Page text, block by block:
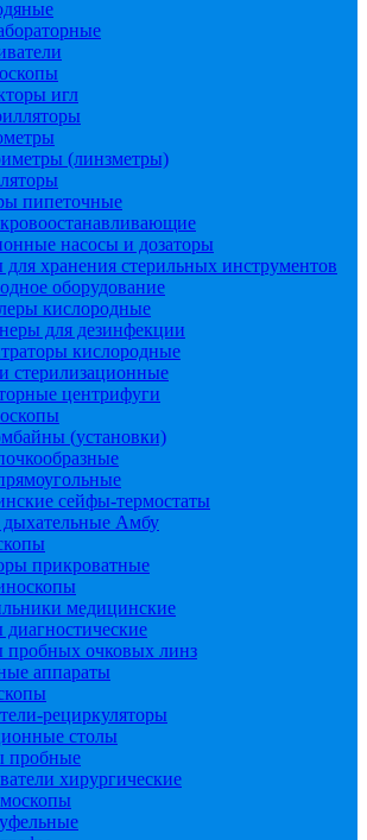
игл
(линзметры)
пипеточные
насосы и дозаторы
хранения стерильных инструментов
оборудование
кислородные
для дезинфекции
кислородные
стерилизационные
центрифуги
(установки)
сейфы-термостаты
Амбу
прикроватные
медицинские
пробных очковых линз
аппараты
рециркуляторы
столы
пробные
хирургические